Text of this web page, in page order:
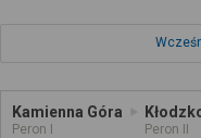
Kamienna Góra
Peron I Peron II